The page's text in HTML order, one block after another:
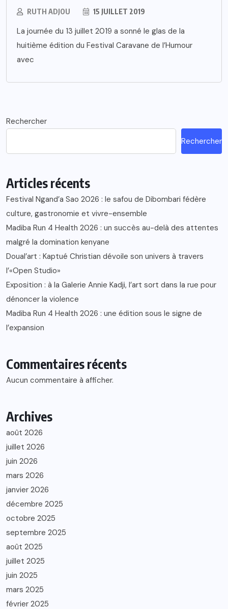
RUTH ADJOU 15 JUILLET 2019
La journée du 13 juillet 2019 a sonné le glas de la
huitième édition du Festival Caravane de l’Humour
avec
Rechercher
Rechercher
Articles récents
Festival Ngand’a Sao 2026 : le safou de Dibombari fédère
culture, gastronomie et vivre-ensemble
Madiba Run 4 Health 2026 : un succès au-delà des attentes
malgré la domination kenyane
Doual’art : Kaptué Christian dévoile son univers à travers
l’«Open Studio»
Exposition : à la Galerie Annie Kadji, l’art sort dans la rue pour
dénoncer la violence
Madiba Run 4 Health 2026 : une édition sous le signe de
l’expansion
Commentaires récents
Aucun commentaire à afficher.
Archives
août 2026
juillet 2026
juin 2026
mars 2026
janvier 2026
décembre 2025
octobre 2025
septembre 2025
août 2025
juillet 2025
juin 2025
mars 2025
février 2025